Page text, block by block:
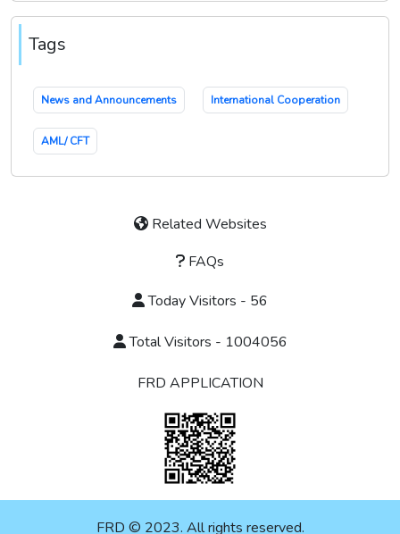
Tags
News and Announcements International Cooperation
AML/ CFT
Related Websites
FAQs
Today Visitors - 56
Total Visitors - 1004056
FRD APPLICATION
FRD © 2023. All rights reserved.